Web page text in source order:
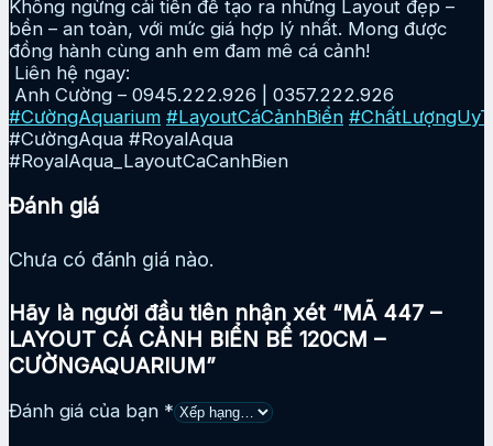
Không ngừng cải tiến để tạo ra những Layout đẹp –
bền – an toàn, với mức giá hợp lý nhất. Mong được
đồng hành cùng anh em đam mê cá cảnh!
Liên hệ ngay:
Anh Cường – 0945.222.926 | 0357.222.926
#CườngAquarium #LayoutCáCảnhBiển
#CườngAqua #RoyalAqua
#RoyalAqua_LayoutCaCanhBien
Đánh giá
Chưa có đánh giá nào.
Hãy là người đầu tiên nhận xét “MÃ 447 –
LAYOUT CÁ CẢNH BIỂN BỂ 120CM –
CƯỜNGAQUARIUM”
Đánh giá của bạn *